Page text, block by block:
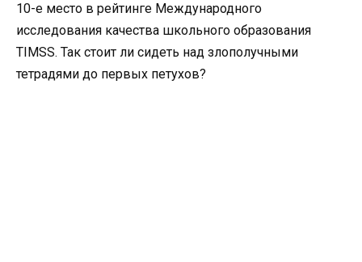
10-е место в рейтинге Международного
исследования качества школьного образования
TIMSS. Так стоит ли сидеть над злополучными
тетрадями до первых петухов?